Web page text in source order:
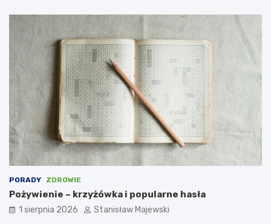
PORADY ZDROWIE
Pożywienie – krzyżówka i popularne hasła
1 sierpnia 2026 Stanisław Majewski